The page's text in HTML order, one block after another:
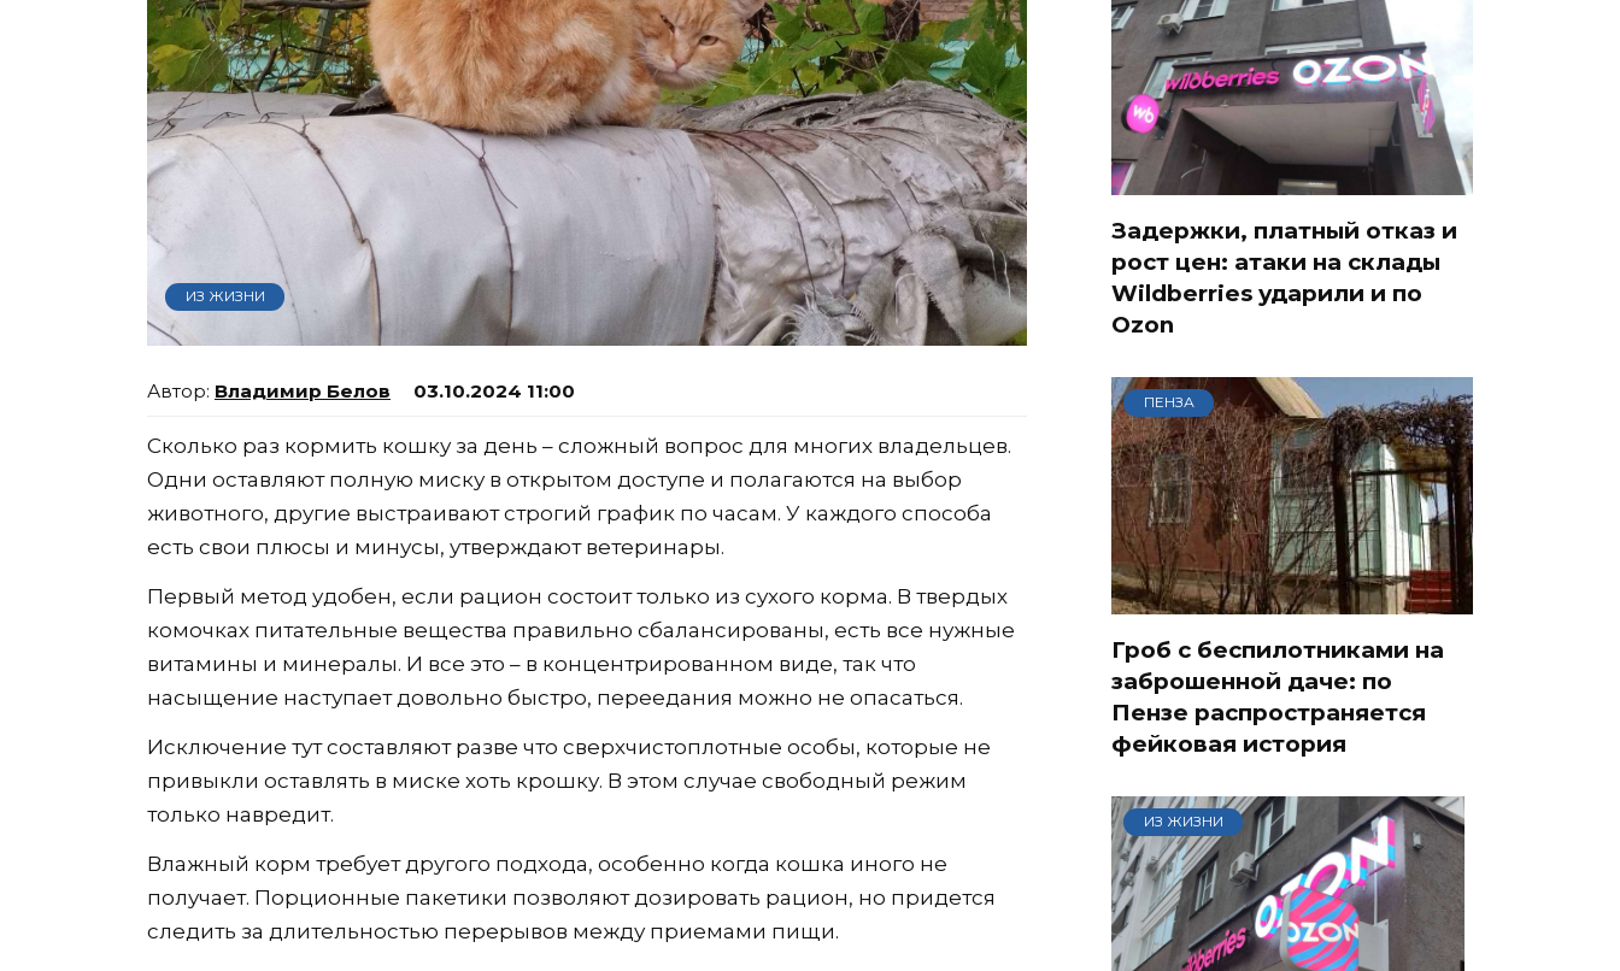
ИЗ ЖИЗНИ
Владимир Белов 03.10.2024 11:00
Сколько раз кормить кошку за день – сложный вопрос для многих владельцев.
Одни оставляют полную миску в открытом доступе и полагаются на выбор
животного, другие выстраивают строгий график по часам. У каждого способа
есть свои плюсы и минусы, утверждают ветеринары.
Первый метод удобен, если рацион состоит только из сухого корма. В твердых
комочках питательные вещества правильно сбалансированы, есть все нужные
витамины и минералы. И все это – в концентрированном виде, так что
насыщение наступает довольно быстро, переедания можно не опасаться.
Исключение тут составляют разве что сверхчистоплотные особы, которые не
привыкли оставлять в миске хоть крошку. В этом случае свободный режим
только навредит.
Влажный корм требует другого подхода, особенно когда кошка иного не
получает. Порционные пакетики позволяют дозировать рацион, но придется
следить за длительностью перерывов между приемами пищи.
Задержки, платный отказ и
рост цен: атаки на склады
Wildberries ударили и по
Ozon
ПЕНЗА
Гроб с беспилотниками на
заброшенной даче: по
Пензе распространяется
фейковая история
ИЗ ЖИЗНИ